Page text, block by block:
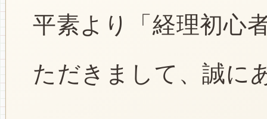
平素より「経理初心
ただきまして、誠に